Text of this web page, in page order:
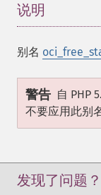
说明
别名
警告 自 PHP
不要应用此别名
发现了问题？